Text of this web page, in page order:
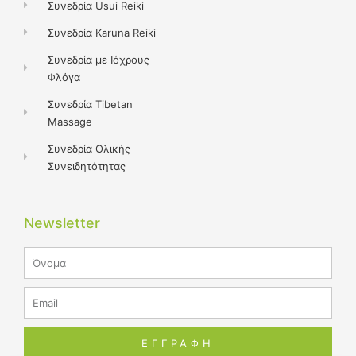
Συνεδρία Usui Reiki
Συνεδρία Karuna Reiki
Συνεδρία με Ιόχρους
Φλόγα
Συνεδρία Tibetan
Massage
Συνεδρία Ολικής
Συνειδητότητας
Newsletter
ΕΓΓΡΑΦΗ